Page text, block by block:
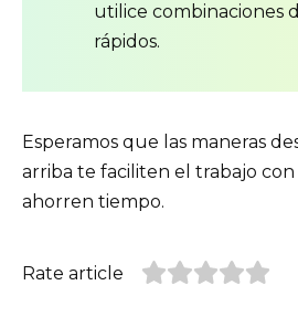
utilice combinaciones
rápidos.
Esperamos que las maneras
arriba te faciliten el trabajo
ahorren tiempo.
Rate article